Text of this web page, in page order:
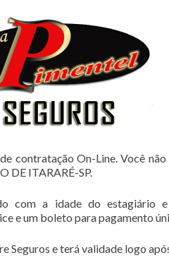
contratação On-Line. Você
DE ITARARÉ-SP.
com a idade do estagiário
e um boleto para pagamento
Seguros e terá validade logo